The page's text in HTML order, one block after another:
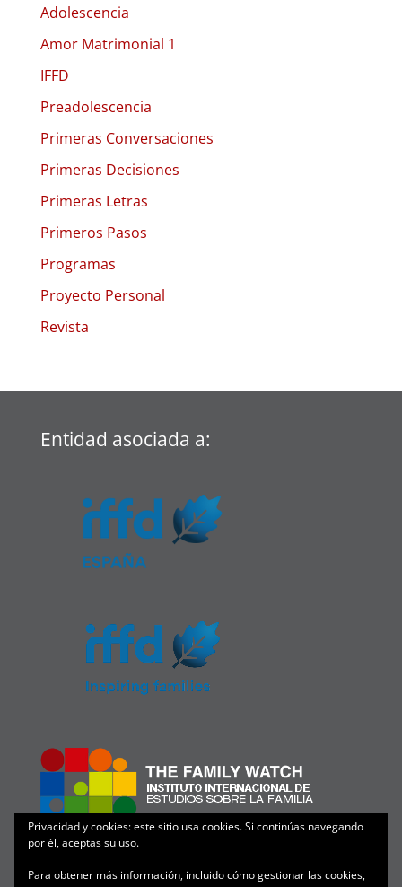
Adolescencia
Amor Matrimonial 1
IFFD
Preadolescencia
Primeras Conversaciones
Primeras Decisiones
Primeras Letras
Primeros Pasos
Programas
Proyecto Personal
Revista
Entidad asociada a:
Privacidad y cookies: este sitio usa cookies. Si continúas navegando
por él, aceptas su uso.
Para obtener más información, incluido cómo gestionar las cookies,